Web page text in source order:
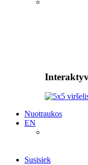
Nuotraukos
EN
Susisiek